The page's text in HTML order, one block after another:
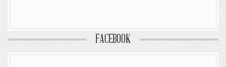
FACEBOOK